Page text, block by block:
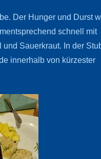
Der Hunger und Durst
schnell mit
Sauerkraut. In der
innerhalb von kürzester